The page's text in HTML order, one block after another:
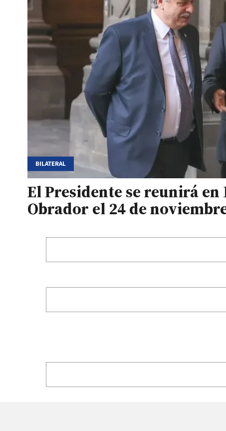
BILATERAL
El Presidente se reunirá
Obrador el 24 de